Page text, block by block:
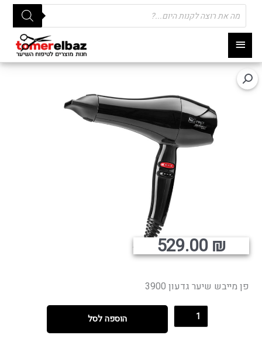
תפריט
ראשי
Products
search
פן מייבש שיער גדעון 3900
529.00₪
הוספה לסל